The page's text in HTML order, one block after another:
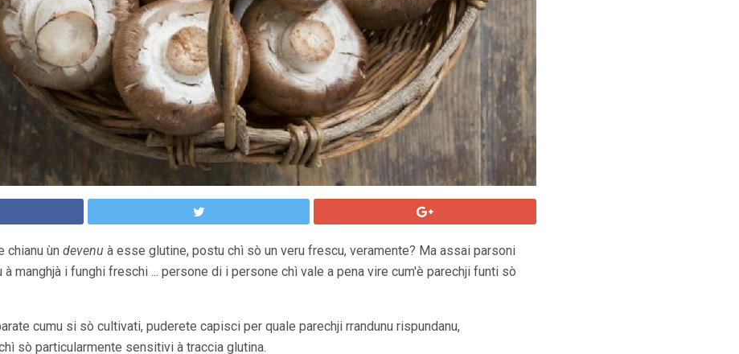
chianu ùn devenu à esse glutine, postu chì sò un veru frescu, veramente? Ma assai parsoni
à manghjà i funghi freschi ... persone di i persone chì vale a pena vire cum'è parechji funti sò
cumu si sò cultivati, puderete capisci per quale parechji rrandunu rispundanu,
sò particularmente sensitivi à traccia glutina.